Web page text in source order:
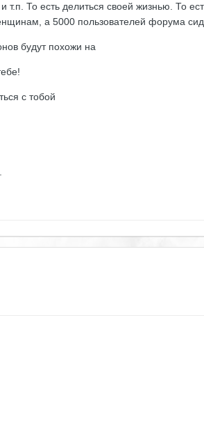
т.п. То есть делиться своей жизнью. То
а 5000 пользователей форума
будут похожи на
с тобой